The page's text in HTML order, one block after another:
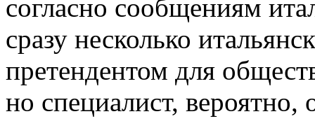
согласно сообщениям
сразу несколько
претендентом для
но специалист, вероятно,